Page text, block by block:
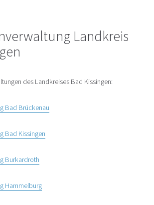
Landkreis
des Landkreises Bad Kissingen:
Bad Brückenau
Bad Kissingen
Burkardroth
Hammelburg